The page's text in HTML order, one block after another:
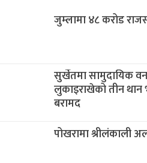
जुम्लामा ४८ करोड
सुर्खेतमा सामुदायिक
लुकाइराखेको तीन
बरामद
पोखरामा श्रीलंकाली